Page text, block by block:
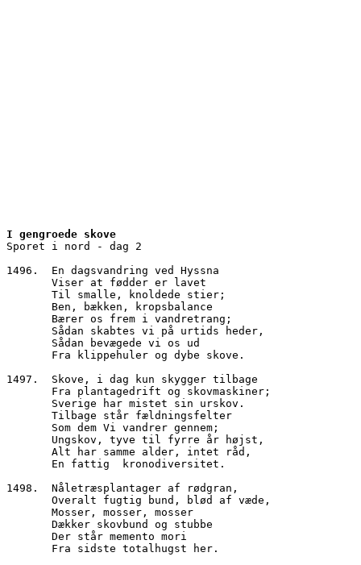
I gengroede skove
Sporet i nord - dag 2
1496.  En dagsvandring ved Hyssna
       Viser at fødder er lavet
       Til smalle, knoldede stier;
       Ben, bækken, kropsbalance
       Bærer os frem i vandretrang;
       Sådan skabtes vi på urtids heder,
       Sådan bevægede vi os ud
       Fra klippehuler og dybe skove.
1497.  Skove, i dag kun skygger tilbage
       Fra plantagedrift og skovmaskiner;
       Sverige har mistet sin urskov.
       Tilbage står fældningsfelter
       Som dem Vi vandrer gennem;
       Ungskov, tyve til fyrre år højst,
       Alt har samme alder, intet råd,
       En fattig  kronodiversitet.
1498.  Nåletræsplantager af rødgran,
       Overalt fugtig bund, blød af væde,
       Mosser, mosser, mosser
       Dækker skovbund og stubbe
       Der står memento mori
       Fra sidste totalhugst her.